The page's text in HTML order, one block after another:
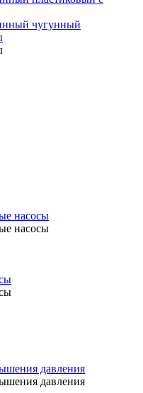
чугунный
насосы
насосы
давления
давления